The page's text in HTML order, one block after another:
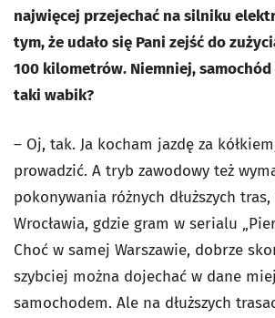
najwięcej przejechać na silniku
tym, że udało się Pani zejść do
100 kilometrów. Niemniej,
taki wabik?
– Oj, tak. Ja kocham jazdę za
prowadzić. A tryb zawodowy też
pokonywania różnych dłuższych
Wrocławia, gdzie gram w serialu
Choć w samej Warszawie, dobrze
szybciej można dojechać w dane
samochodem. Ale na dłuższych